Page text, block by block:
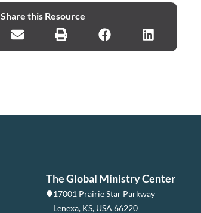
Share this Resource
The Global Ministry Center
17001 Prairie Star Parkway
Lenexa, KS, USA 66220